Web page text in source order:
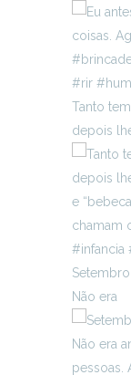
Tanto
depois
Não era